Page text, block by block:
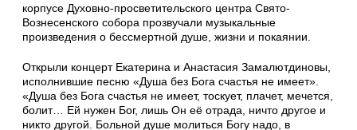
корпусе Духовно-просветительского центра Свято-
Вознесенского собора прозвучали музыкальные
произведения о бессмертной душе, жизни и покаянии.
Открыли концерт Екатерина и Анастасия Замалютдиновы,
исполнившие песню «Душа без Бога счастья не имеет».
«Душа без Бога счастья не имеет, тоскует, плачет, мечется,
болит… Ей нужен Бог, лишь Он её отрада, ничто другое и
никто другой. Больной душе молиться Богу надо, в